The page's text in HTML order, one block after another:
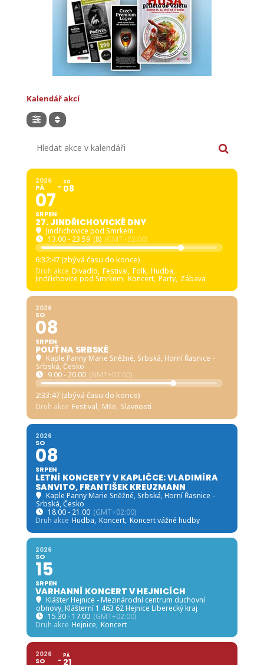
Kalendář akcí
2026
PÁ
07
SRPEN
SO
08
27. JINDŘICHOVICKÉ DNY
Jindřichovice pod Smrkem
13.00 - 23.59 (8) (GMT+02:00)
6:32:46 (zbývá času do konce)
Druh akce Divadlo, Festival, Folk, Hudba,
Jindřichovice pod Smrkem, Koncert, Party, Zábava
2026
SO
08
SRPEN
POUŤ NA SRBSKÉ
Kaple Panny Marie Sněžné, Srbská, Horní Řasnice -
Srbská, Česko
9.00 - 20.00 (GMT+02:00)
2:33:46 (zbývá času do konce)
Druh akce Festival, Mše, Slavnosti
2026
SO
08
SRPEN
LETNÍ KONCERTY V KAPLIČCE: VLADIMÍRA
SANVITO, FRANTIŠEK KREUZMANN
Kaple Panny Marie Sněžné, Srbská, Horní Řasnice -
Srbská, Česko
18.00 - 21.00 (GMT+02:00)
Druh akce Hudba, Koncert, Koncert vážné hudby
2026
SO
15
SRPEN
VARHANNÍ KONCERT V HEJNICÍCH
Klášter Hejnice - Mezinárodní centrum duchovní
obnovy, Klášterní 1 463 62 Hejnice Liberecký kraj
15.30 - 17.00 (GMT+02:00)
Druh akce Hejnice, Koncert
2026
SO
PÁ
21